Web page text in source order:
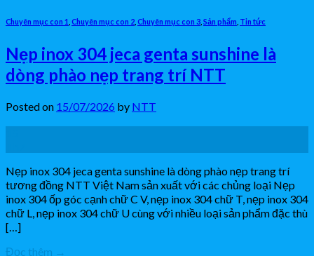
Chuyên mục con 1 Chuyên mục con 2 Chuyên mục con 3 Sản phẩm Tin tức
Nẹp inox 304 jeca genta sunshine là
dòng phào nẹp trang trí NTT
Posted on 15/07/2026 by NTT
Nẹp inox 304 jeca genta sunshine là dòng phào nẹp trang trí
tương đồng NTT Việt Nam sản xuất với các chủng loại Nẹp
inox 304 ốp góc cạnh chữ C V, nẹp inox 304 chữ T, nẹp inox 304
chữ L, nẹp inox 304 chữ U cùng với nhiều loại sản phẩm đặc thù
[…]
Đọc thêm →